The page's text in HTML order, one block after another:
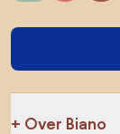
Over Biano